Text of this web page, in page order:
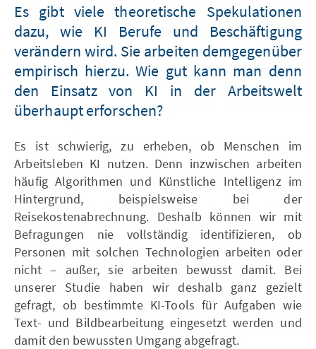
Es gibt viele theoretische Spekulationen
dazu, wie KI Berufe und Beschäftigung
verändern wird. Sie arbeiten demgegenüber
empirisch hierzu. Wie gut kann man denn
den Einsatz von KI in der Arbeitswelt
überhaupt erforschen?
Es ist schwierig, zu erheben, ob Menschen im
Arbeitsleben KI nutzen. Denn inzwischen arbeiten
häufig Algorithmen und Künstliche Intelligenz im
Hintergrund, beispielsweise bei der
Reisekostenabrechnung. Deshalb können wir mit
Befragungen nie vollständig identifizieren, ob
Personen mit solchen Technologien arbeiten oder
nicht – außer, sie arbeiten bewusst damit. Bei
unserer Studie haben wir deshalb ganz gezielt
gefragt, ob bestimmte KI-Tools für Aufgaben wie
Text- und Bildbearbeitung eingesetzt werden und
damit den bewussten Umgang abgefragt.